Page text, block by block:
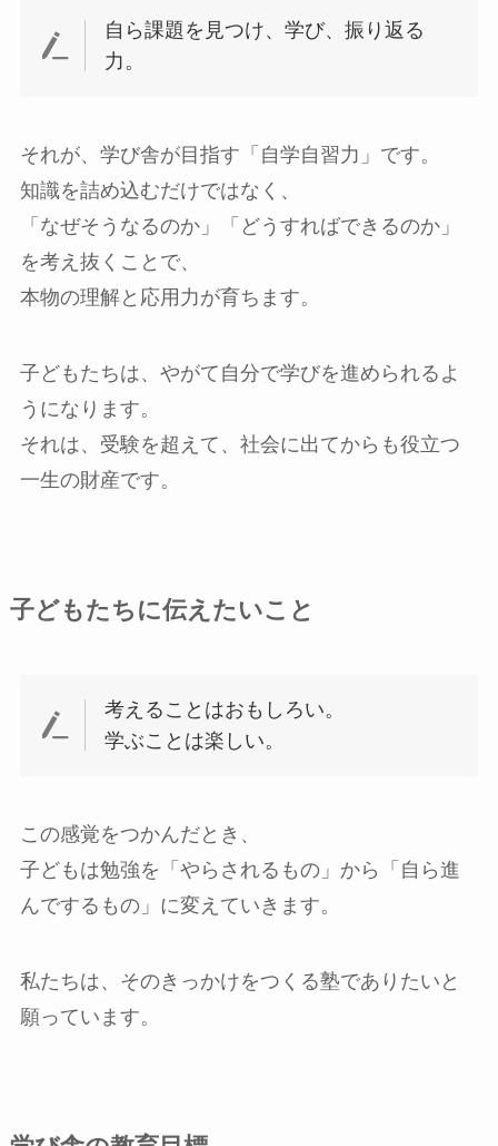
自ら課題を見つけ、学び、振り返る
力。
それが、学び舎が目指す「自学自習力」です。
知識を詰め込むだけではなく、
「なぜそうなるのか」「どうすればできるのか」
を考え抜くことで、
本物の理解と応用力が育ちます。
子どもたちは、やがて自分で学びを進められるよ
うになります。
それは、受験を超えて、社会に出てからも役立つ
一生の財産です。
子どもたちに伝えたいこと
考えることはおもしろい。
学ぶことは楽しい。
この感覚をつかんだとき、
子どもは勉強を「やらされるもの」から「自ら進
んでするもの」に変えていきます。
私たちは、そのきっかけをつくる塾でありたいと
願っています。